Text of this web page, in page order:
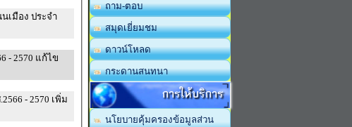
เมือง ประจำ
- 2570 แก้ไข
- 2570 เพิ่ม
ถาม-ตอบ
สมุดเยี่ยมชม
ดาวน์โหลด
กระดานสนทนา
การให้บริการ
นโยบายคุ้มครองข้อมูลส่วน